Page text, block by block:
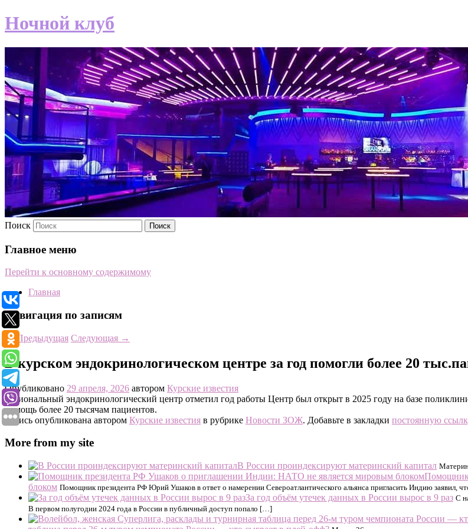
Ночной клуб
Поиск
Главное меню
Перейти к основному содержимому
Главная
Навигация по записям
←Предыдущая Следующая →
В курском эндокринологическом центре за год помогли более 20
Опубликовано 29 апреля, 2026 автором Курские известия
Региональный эндокринологический центр отметил год работы Центр был открыт в 2025 году на базе
помощь более 20 тысячам пациентов.
Запись опубликована автором Курские известия в рубрике Новости ЗОЖ. Добавьте в закладки постоянную
More from my site
В России проиндексируют материнский капитал
Помощник
блоком Помощник президента РФ Юрий Ушаков в ответ о намерении Североатлантического альянса пригласить Индию
За год объём утечек данных в России вырос в 9 раз С
В первом полугодии 2024 года в России в публичный доступ попало […]